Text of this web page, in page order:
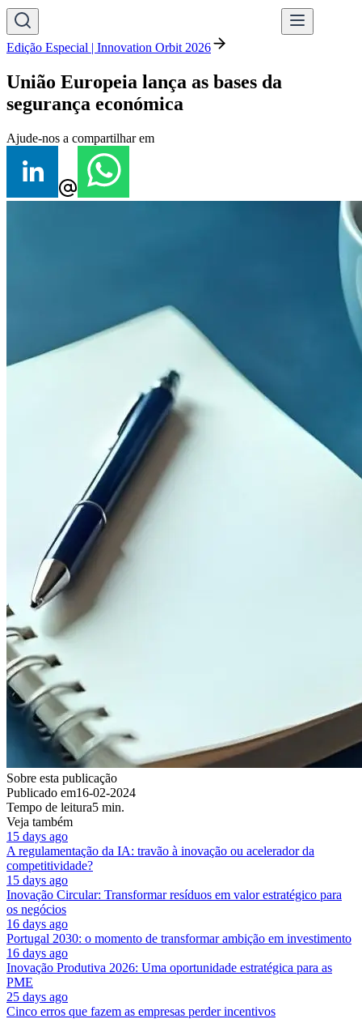
Edição Especial | Innovation Orbit 2026
União Europeia lança as bases da
segurança económica
Ajude-nos a compartilhar em
Sobre esta publicação
Publicado em16-02-2024
Tempo de leitura5 min.
Veja também
15 days ago
A regulamentação da IA: travão à inovação ou acelerador da
competitividade?
15 days ago
Inovação Circular: Transformar resíduos em valor estratégico para
os negócios
16 days ago
Portugal 2030: o momento de transformar ambição em investimento
16 days ago
Inovação Produtiva 2026: Uma oportunidade estratégica para as
PME
25 days ago
Cinco erros que fazem as empresas perder incentivos